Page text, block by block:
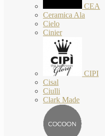
CEA
Ceramica Ala
Cielo
Cinier
CIPI
Cisal
Ciulli
Clark Made